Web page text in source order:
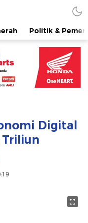
Politik &
Digital
Triliun